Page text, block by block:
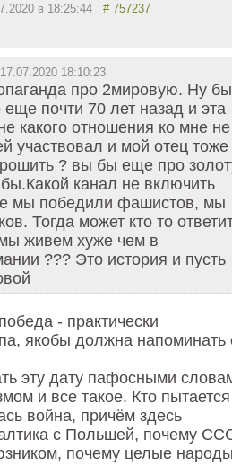
в 18:25:44 # 757237
17.07.2020 18:10:23
про 2мировую. Ну
почти 70 лет назад и эта
какого отношения ко мне не
участвовал и мой отец тоже
? вы бы еще про
канал не включить
мы победили фашистов, мы
Тогда может кто то
живем хуже чем в
??? Это история и пусть
- практически
якобы должна напоминать
эту дату пафосными
и все такое. Кто пытается
война, причём здесь
с Польшей, почему
почему целые